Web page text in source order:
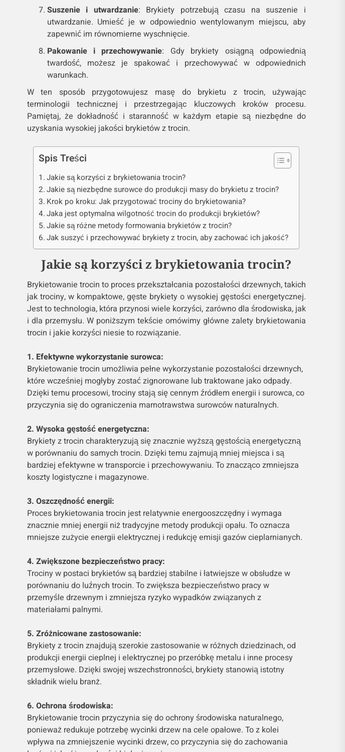
Suszenie i utwardzanie: Brykiety potrzebują czasu na suszenie i
utwardzanie. Umieść je w odpowiednio wentylowanym miejscu, aby
zapewnić im równomierne wyschnięcie.
Pakowanie i przechowywanie: Gdy brykiety osiągną odpowiednią
twardość, możesz je spakować i przechowywać w odpowiednich
warunkach.
W ten sposób przygotowujesz masę do brykietu z trocin, używając
terminologii technicznej i przestrzegając kluczowych kroków procesu.
Pamiętaj, że dokładność i staranność w każdym etapie są niezbędne do
uzyskania wysokiej jakości brykietów z trocin.
Spis Treści
Jakie są korzyści z brykietowania trocin?
Jakie są niezbędne surowce do produkcji masy do brykietu z trocin?
Krok po kroku: Jak przygotować trociny do brykietowania?
Jaka jest optymalna wilgotność trocin do produkcji brykietów?
Jakie są różne metody formowania brykietów z trocin?
Jak suszyć i przechowywać brykiety z trocin, aby zachować ich jakość?
Jakie są korzyści z brykietowania trocin?
Brykietowanie trocin to proces przekształcania pozostałości drzewnych, takich
jak trociny, w kompaktowe, gęste brykiety o wysokiej gęstości energetycznej.
Jest to technologia, która przynosi wiele korzyści, zarówno dla środowiska, jak
i dla przemysłu. W poniższym tekście omówimy główne zalety brykietowania
trocin i jakie korzyści niesie to rozwiązanie.
1. Efektywne wykorzystanie surowca:
Brykietowanie trocin umożliwia pełne wykorzystanie pozostałości drzewnych,
które wcześniej mogłyby zostać zignorowane lub traktowane jako odpady.
Dzięki temu procesowi, trociny stają się cennym źródłem energii i surowca, co
przyczynia się do ograniczenia marnotrawstwa surowców naturalnych.
2. Wysoka gęstość energetyczna:
Brykiety z trocin charakteryzują się znacznie wyższą gęstością energetyczną
w porównaniu do samych trocin. Dzięki temu zajmują mniej miejsca i są
bardziej efektywne w transporcie i przechowywaniu. To znacząco zmniejsza
koszty logistyczne i magazynowe.
3. Oszczędność energii:
Proces brykietowania trocin jest relatywnie energooszczędny i wymaga
znacznie mniej energii niż tradycyjne metody produkcji opału. To oznacza
mniejsze zużycie energii elektrycznej i redukcję emisji gazów cieplarnianych.
4. Zwiększone bezpieczeństwo pracy:
Trociny w postaci brykietów są bardziej stabilne i łatwiejsze w obsłudze w
porównaniu do luźnych trocin. To zwiększa bezpieczeństwo pracy w
przemyśle drzewnym i zmniejsza ryzyko wypadków związanych z
materiałami palnymi.
5. Zróżnicowane zastosowanie:
Brykiety z trocin znajdują szerokie zastosowanie w różnych dziedzinach, od
produkcji energii cieplnej i elektrycznej po przeróbkę metalu i inne procesy
przemysłowe. Dzięki swojej wszechstronności, brykiety stanowią istotny
składnik wielu branż.
6. Ochrona środowiska:
Brykietowanie trocin przyczynia się do ochrony środowiska naturalnego,
ponieważ redukuje potrzebę wycinki drzew na cele opałowe. To z kolei
wpływa na zmniejszenie wycinki drzew, co przyczynia się do zachowania